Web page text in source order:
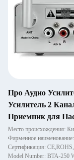
Про Аудио
Усилитель 2
Приемник для
Место происхождения:
Фирменное
Сертификация:
Model Number: BTA-250